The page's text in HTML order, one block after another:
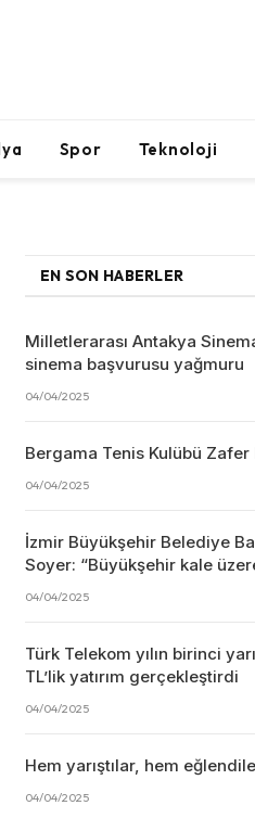
Spor Teknoloji
EN SON HABERLER
Milletlerarası Antakya
sinema başvurusu yağmuru
04/04/2025
Bergama Tenis Kulübü Zafer
04/04/2025
İzmir Büyükşehir Belediye
Soyer: “Büyükşehir kale
04/04/2025
Türk Telekom yılın birinci
TL’lik yatırım gerçekleştirdi
04/04/2025
Hem yarıştılar, hem
04/04/2025